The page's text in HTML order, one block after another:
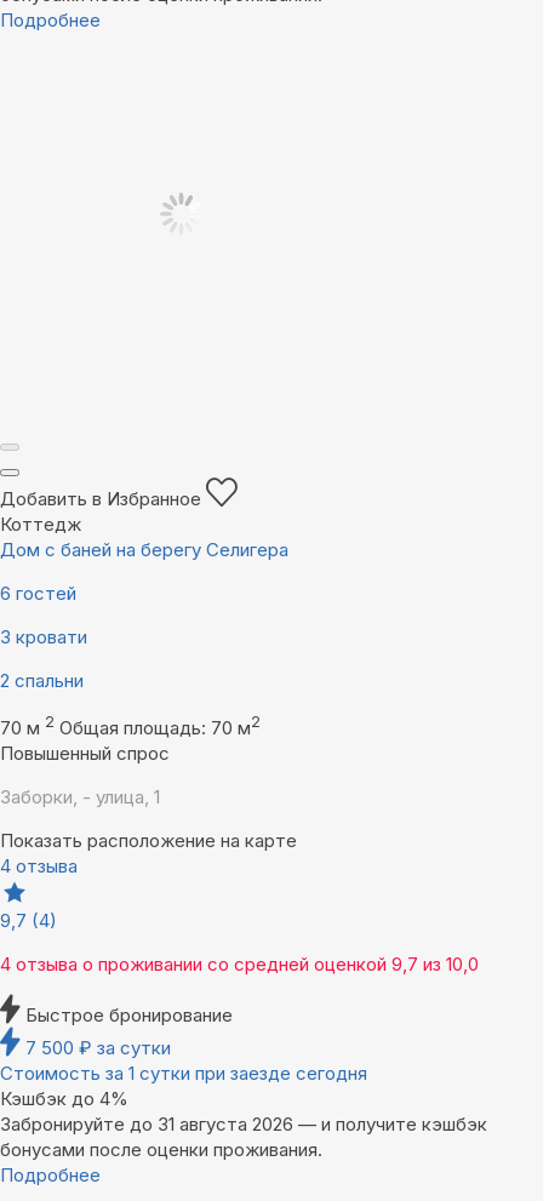
Подробнее
Добавить в Избранное
Коттедж
Дом с баней на берегу Селигера
6 гостей
3 кровати
2 спальни
70 м 2 Общая площадь: 70 м2
Повышенный спрос
Заборки, - улица, 1
Показать расположение на карте
4 отзыва
9,7 (4)
4 отзыва о проживании со средней оценкой 9,7 из 10,0
Быстрое бронирование
7 500 ₽ за сутки
Стоимость за 1 сутки при заезде сегодня
Кэшбэк до 4%
Забронируйте до 31 августа 2026 — и получите кэшбэк
бонусами после оценки проживания.
Подробнее